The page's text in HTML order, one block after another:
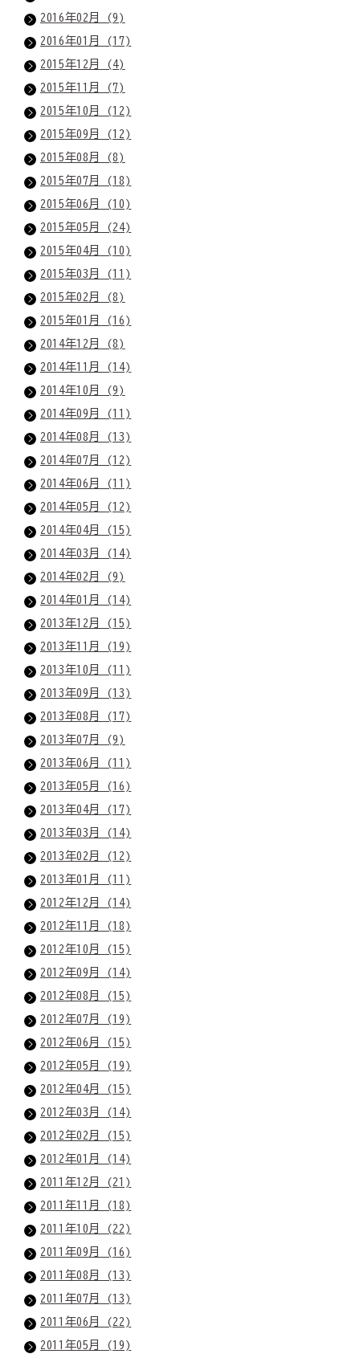
2016年02月 (9)
2016年01月 (17)
2015年12月 (4)
2015年11月 (7)
2015年10月 (12)
2015年09月 (12)
2015年08月 (8)
2015年07月 (18)
2015年06月 (10)
2015年05月 (24)
2015年04月 (10)
2015年03月 (11)
2015年02月 (8)
2015年01月 (16)
2014年12月 (8)
2014年11月 (14)
2014年10月 (9)
2014年09月 (11)
2014年08月 (13)
2014年07月 (12)
2014年06月 (11)
2014年05月 (12)
2014年04月 (15)
2014年03月 (14)
2014年02月 (9)
2014年01月 (14)
2013年12月 (15)
2013年11月 (19)
2013年10月 (11)
2013年09月 (13)
2013年08月 (17)
2013年07月 (9)
2013年06月 (11)
2013年05月 (16)
2013年04月 (17)
2013年03月 (14)
2013年02月 (12)
2013年01月 (11)
2012年12月 (14)
2012年11月 (18)
2012年10月 (15)
2012年09月 (14)
2012年08月 (15)
2012年07月 (19)
2012年06月 (15)
2012年05月 (19)
2012年04月 (15)
2012年03月 (14)
2012年02月 (15)
2012年01月 (14)
2011年12月 (21)
2011年11月 (18)
2011年10月 (22)
2011年09月 (16)
2011年08月 (13)
2011年07月 (13)
2011年06月 (22)
2011年05月 (19)